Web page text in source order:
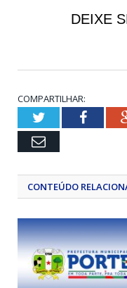
DEIXE
COMPARTILHAR:
Twitter
Email
CONTEÚDO